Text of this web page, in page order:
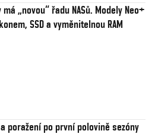
má „novou“ řadu NASů. Modely Neo+
SSD a vyměnitelnou RAM
poražení po první polovině sezóny